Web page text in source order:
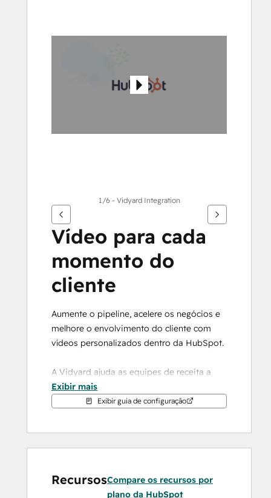
1/6 - Vidyard Integration
Vídeo para cada
momento do
cliente
Aumente o pipeline, acelere os negócios e
melhore o envolvimento do cliente com
vídeos personalizados dentro da HubSpot.
A Vidyard ajuda as equipes de receita a
transformar os dados da HubSpot em
comunicações em vídeo mais relevantes e
criar e compartilhar vídeos que se
destacam, simplificam mensagens
Exibir mais
Exibir guia de configuração
RecursosCompare os recursos por
plano da HubSpot